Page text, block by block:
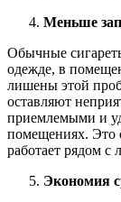
Меньше
Обычные
одежде, в
лишены этой
оставляют
приемлемыми и
помещениях. Это
работает рядом с
Экономия